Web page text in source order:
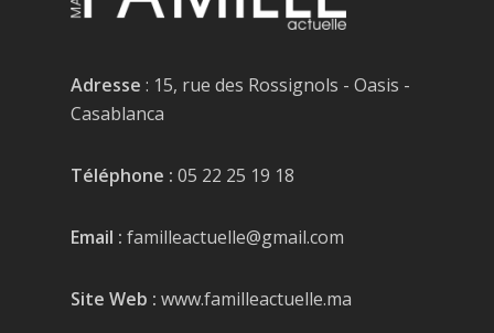
Adresse : 15, rue des Rossignols - Oasis -
Casablanca
Téléphone : 05 22 25 19 18
Email : familleactuelle@gmail.com
Site Web : www.familleactuelle.ma